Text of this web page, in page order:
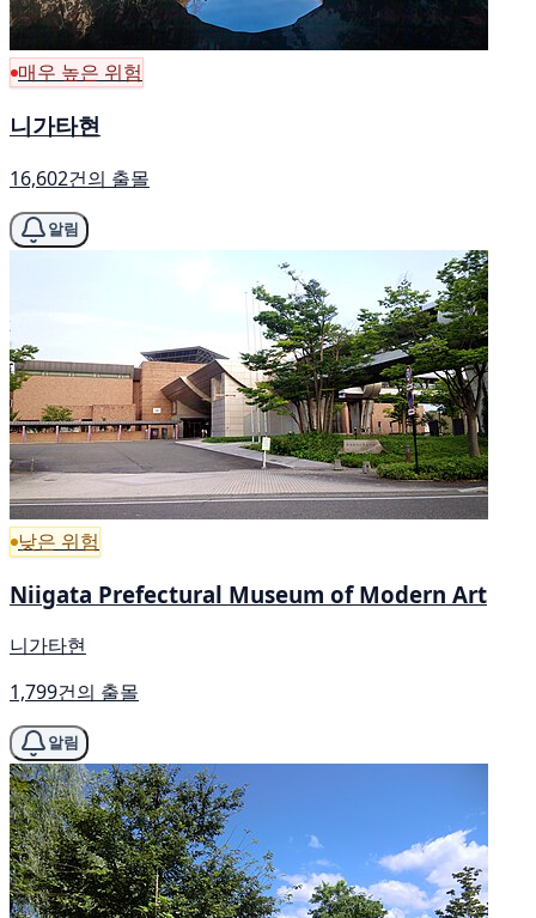
매우 높은 위험
니가타현
16,602건의 출몰
알림
낮은 위험
Niigata Prefectural Museum of Modern Art
니가타현
1,799건의 출몰
알림